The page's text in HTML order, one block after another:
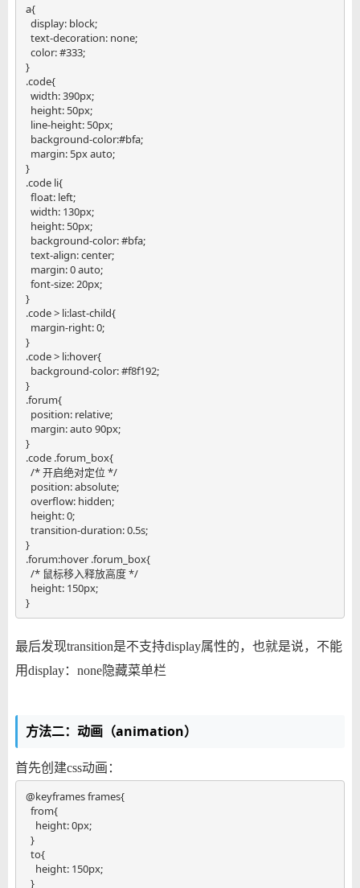
a{
display: block;
text-decoration: none;
color: #333;
}
.code{
width: 390px;
height: 50px;
line-height: 50px;
background-color:#bfa;
margin: 5px auto;
}
.code li{
float: left;
width: 130px;
height: 50px;
background-color: #bfa;
text-align: center;
margin: 0 auto;
font-size: 20px;
}
.code > li:last-child{
margin-right: 0;
}
.code > li:hover{
background-color: #f8f192;
}
.forum{
position: relative;
margin: auto 90px;
}
.code .forum_box{
/* 开启绝对定位 */
position: absolute;
overflow: hidden;
height: 0;
transition-duration: 0.5s;
}
.forum:hover .forum_box{
/* 鼠标移入释放高度 */
height: 150px;
}
最后发现transition是不支持display属性的，也就是说，不能
用display：none隐藏菜单栏
方法二：动画（animation）
首先创建css动画：
@keyframes frames{
from{
height: 0px;
}
to{
height: 150px;
}